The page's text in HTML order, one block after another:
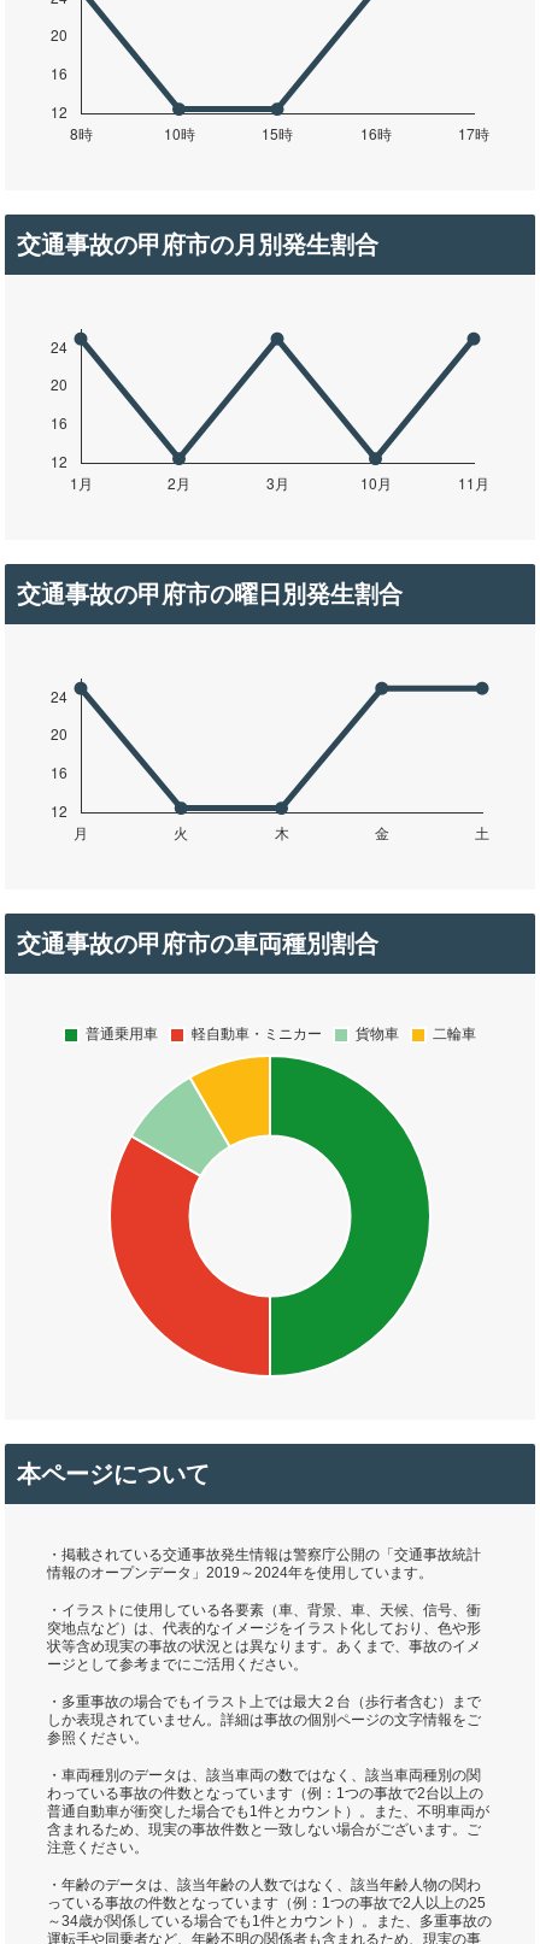
交通事故の甲府市の月別発生割合
交通事故の甲府市の曜日別発生割合
交通事故の甲府市の車両種別割合
本ページについて
・掲載されている交通事故発生情報は警察庁公開の「交通事故統計
情報のオープンデータ」2019～2024年を使用しています。
・イラストに使用している各要素（車、背景、車、天候、信号、衝
突地点など）は、代表的なイメージをイラスト化しており、色や形
状等含め現実の事故の状況とは異なります。あくまで、事故のイメ
ージとして参考までにご活用ください。
・多重事故の場合でもイラスト上では最大２台（歩行者含む）まで
しか表現されていません。詳細は事故の個別ページの文字情報をご
参照ください。
・車両種別のデータは、該当車両の数ではなく、該当車両種別の関
わっている事故の件数となっています（例：1つの事故で2台以上の
普通自動車が衝突した場合でも1件とカウント）。また、不明車両が
含まれるため、現実の事故件数と一致しない場合がございます。ご
注意ください。
・年齢のデータは、該当年齢の人数ではなく、該当年齢人物の関わ
っている事故の件数となっています（例：1つの事故で2人以上の25
～34歳が関係している場合でも1件とカウント）。また、多重事故の
運転手や同乗者など、年齢不明の関係者も含まれるため、現実の事